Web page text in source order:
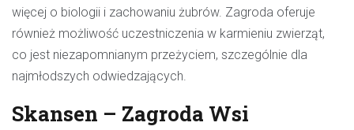
więcej o biologii i zachowaniu żubrów. Zagroda oferuje
również możliwość uczestniczenia w karmieniu zwierząt,
co jest niezapomnianym przeżyciem, szczególnie dla
najmłodszych odwiedzających.
Skansen – Zagroda Wsi